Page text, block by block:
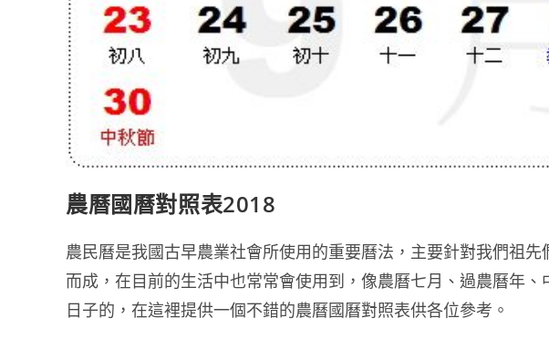
農曆國曆對照表2018
農民曆是我國古早農業社會所使用的重要曆法，主要針對我們祖
而成，在目前的生活中也常常會使用到，像農曆七月、過農曆年
日子的，在這裡提供一個不錯的農曆國曆對照表供各位參考。